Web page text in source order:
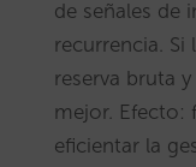
de señales de
recurrencia.
reserva bruta
mejor. Efecto:
eficientar la